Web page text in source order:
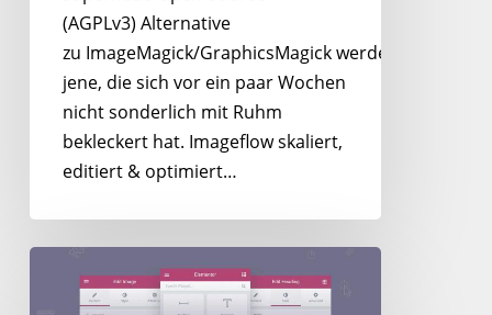
(AGPLv3) Alternative
zu ImageMagick/GraphicsMagick werden,
jene, die sich vor ein paar Wochen
nicht sonderlich mit Ruhm
bekleckert hat. Imageflow skaliert,
editiert & optimiert…